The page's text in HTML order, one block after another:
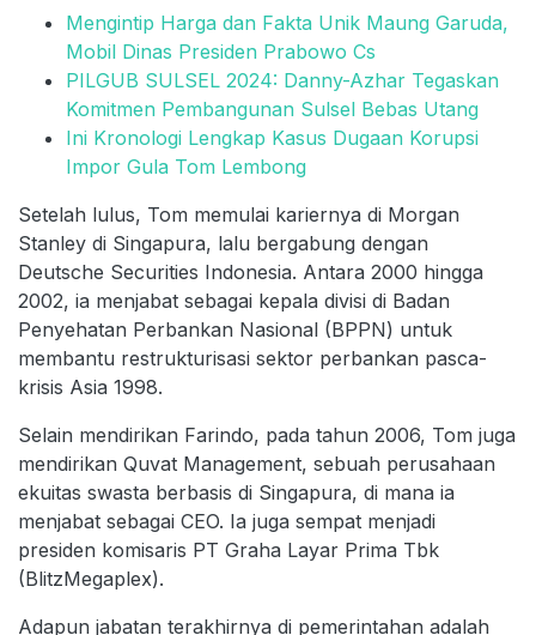
Mengintip Harga dan Fakta Unik Maung Garuda,
Mobil Dinas Presiden Prabowo Cs
PILGUB SULSEL 2024: Danny-Azhar Tegaskan
Komitmen Pembangunan Sulsel Bebas Utang
Ini Kronologi Lengkap Kasus Dugaan Korupsi
Impor Gula Tom Lembong
Setelah lulus, Tom memulai kariernya di Morgan
Stanley di Singapura, lalu bergabung dengan
Deutsche Securities Indonesia. Antara 2000 hingga
2002, ia menjabat sebagai kepala divisi di Badan
Penyehatan Perbankan Nasional (BPPN) untuk
membantu restrukturisasi sektor perbankan pasca-
krisis Asia 1998.
Selain mendirikan Farindo, pada tahun 2006, Tom juga
mendirikan Quvat Management, sebuah perusahaan
ekuitas swasta berbasis di Singapura, di mana ia
menjabat sebagai CEO. Ia juga sempat menjadi
presiden komisaris PT Graha Layar Prima Tbk
(BlitzMegaplex).
Adapun jabatan terakhirnya di pemerintahan adalah